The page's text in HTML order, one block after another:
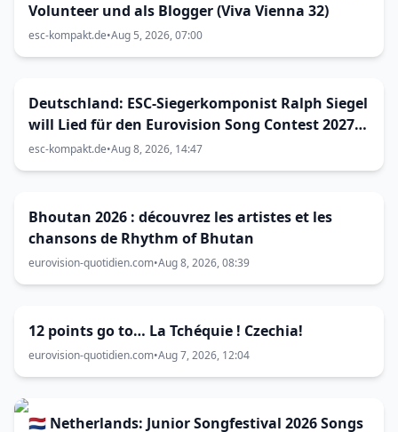
Volunteer und als Blogger (Viva Vienna 32)
esc-kompakt.de•Aug 5, 2026, 07:00
Deutschland: ESC-Siegerkomponist Ralph Siegel
will Lied für den Eurovision Song Contest 2027
in Bulgarien einreichen
esc-kompakt.de•Aug 8, 2026, 14:47
Bhoutan 2026 : découvrez les artistes et les
chansons de Rhythm of Bhutan
eurovision-quotidien.com•Aug 8, 2026, 08:39
12 points go to… La Tchéquie ! Czechia!
eurovision-quotidien.com•Aug 7, 2026, 12:04
🇳🇱 Netherlands: Junior Songfestival 2026 Songs